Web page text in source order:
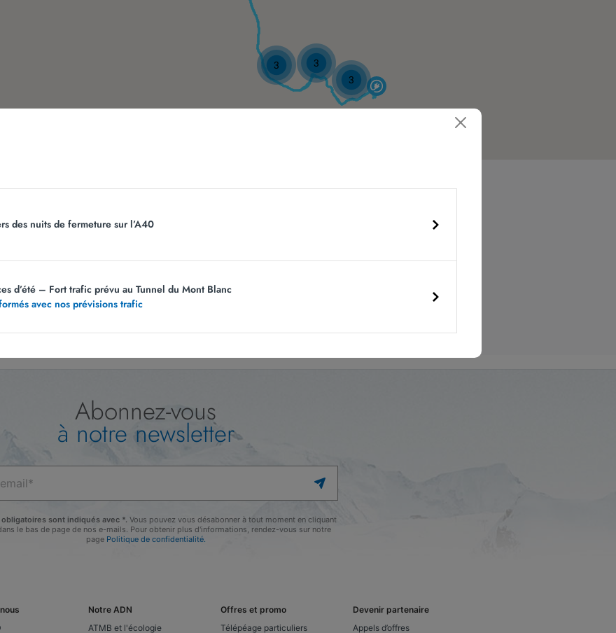
3
3
3
Nos services
des nuits de fermeture sur l’A40
d’été – Fort trafic prévu au Tunnel du Mont Blanc
avec nos prévisions trafic
Abonnez-vous
à notre newsletter
obligatoires sont indiqués avec *. Vous pouvez vous désabonner à tout moment en cliquant
le bas de page de nos e-mails. Pour obtenir plus d'informations, rendez-vous sur notre
page Politique de confidentialité.
Notre ADN
ATMB et l'écologie
Offres et promo
Télépéage particuliers
Devenir partenaire
Appels d’offres